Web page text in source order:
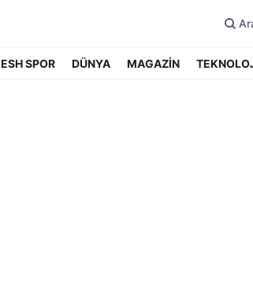
ESH SPOR DÜNYA MAGAZİN